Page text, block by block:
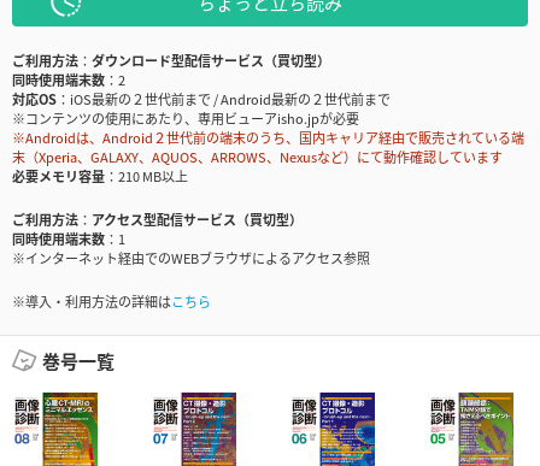
ご利用方法
ダウンロード型配信サービス（買切型）
同時使用端末数
2
対応OS
iOS最新の２世代前まで / Android最新の２世代前まで
※コンテンツの使用にあたり、専用ビューアisho.jpが必要
※Androidは、Android２世代前の端末のうち、国内キャリア経由で販売されている端
末（Xperia、GALAXY、AQUOS、ARROWS、Nexusなど）にて動作確認しています
必要メモリ容量
210 MB以上
ご利用方法
アクセス型配信サービス（買切型）
同時使用端末数
1
※インターネット経由でのWEBブラウザによるアクセス参照
※導入・利用方法の詳細はこちら
巻号一覧